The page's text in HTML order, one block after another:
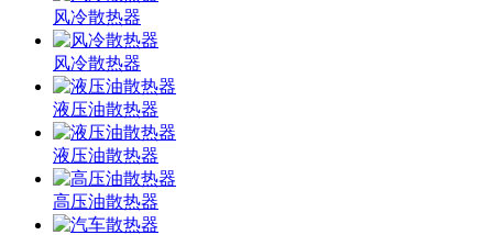
风冷散热器
风冷散热器
液压油散热器
液压油散热器
高压油散热器